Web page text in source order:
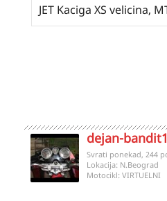
JET Kaciga XS velicina,
dejan-
Svrati ponekad, 244
Lokacija: N.Beograd
Motocikl: VIRTUELNI